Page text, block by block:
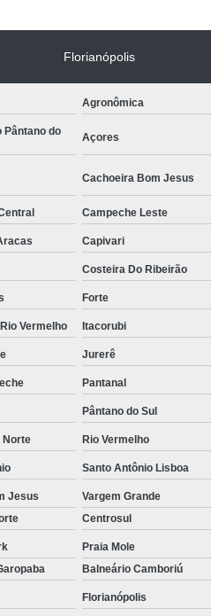
Florianópolis
Agronômica
Pântano do
Açores
Cachoeira Bom Jesus
Campeche Leste
Capivari
Costeira Do Ribeirão
Forte
Vermelho Itacorubi
Jurerê
Pantanal
Pântano do Sul
Norte Rio Vermelho
Santo Antônio Lisboa
Jesus Vargem Grande
Centrosul
Praia Mole
Balneário Camboriú
Florianópolis